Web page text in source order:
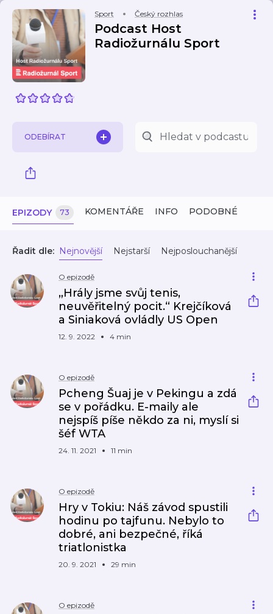
Sport Český rozhlas
Podcast Host
Radiožurnálu Sport
ODEBÍRAT
EPIZODY 73 KOMENTÁŘE INFO PODOBNÉ
Řadit dle: Nejnovější Nejstarší Nejposlouchanější
O epizodě
„Hrály jsme svůj tenis,
neuvěřitelný pocit.“ Krejčíková
a Siniaková ovládly US Open
12. 9. 2022 4 min
O epizodě
Pcheng Šuaj je v Pekingu a zdá
se v pořádku. E-maily ale
nejspíš píše někdo za ni, myslí si
šéf WTA
24. 11. 2021 11 min
O epizodě
Hry v Tokiu: Náš závod spustili
hodinu po tajfunu. Nebylo to
dobré, ani bezpečné, říká
triatlonistka
20. 9. 2021 29 min
O epizodě